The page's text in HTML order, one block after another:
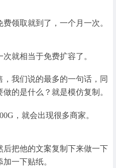
领取就到了，一个月一次。
就相当于免费扩容了。
我们说的最多的一句话，同
的是什么？就是模仿复制。
，就会出现很多商家。
后把他的文案复制下来做一下
一下贴纸。